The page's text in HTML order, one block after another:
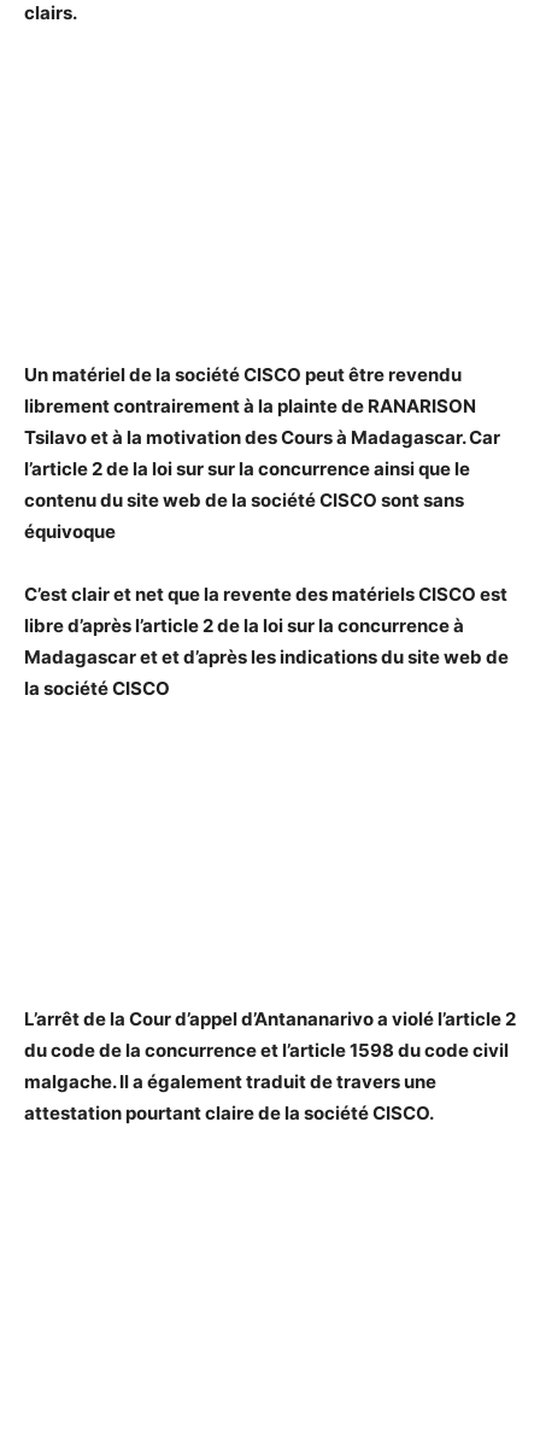
clairs.
Un matériel de la société CISCO peut être revendu
librement contrairement à la plainte de RANARISON
Tsilavo et à la motivation des Cours à Madagascar. Car
l’article 2 de la loi sur sur la concurrence ainsi que le
contenu du site web de la société CISCO sont sans
équivoque
C’est clair et net que la revente des matériels CISCO est
libre d’après l’article 2 de la loi sur la concurrence à
Madagascar et et d’après les indications du site web de
la société CISCO
L’arrêt de la Cour d’appel d’Antananarivo a violé l’article 2
du code de la concurrence et l’article 1598 du code civil
malgache. Il a également traduit de travers une
attestation pourtant claire de la société CISCO.